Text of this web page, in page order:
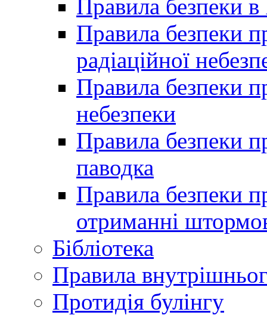
Правила безпеки в
Правила безпеки
радіаційної
Правила безпеки
небезпеки
Правила безпеки
паводка
Правила безпеки
отриманні
Бібліотека
Правила
Протидія булінгу